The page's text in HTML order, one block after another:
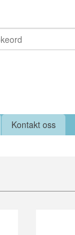
Kontakt oss